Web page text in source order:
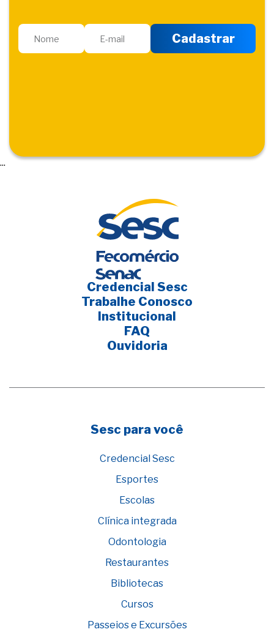
...
Credencial Sesc
Trabalhe Conosco
Institucional
FAQ
Ouvidoria
Sesc para você
Credencial Sesc
Esportes
Escolas
Clínica integrada
Odontologia
Restaurantes
Bibliotecas
Cursos
Passeios e Excursões